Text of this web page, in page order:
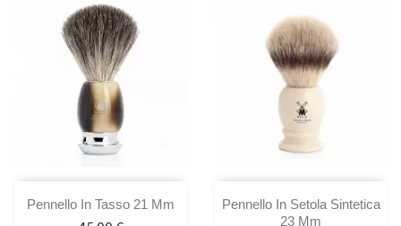
Pennello In Tasso 21 Mm
Pennello In Setola Sintetica
23 Mm